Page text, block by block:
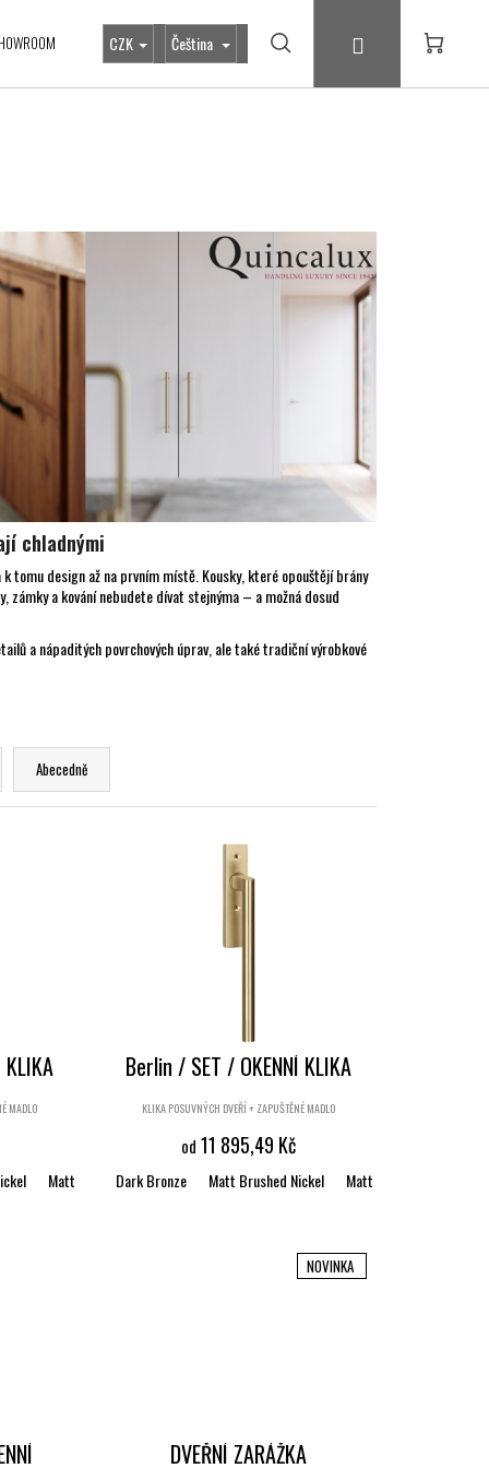
CZK Čeština Hledat PřihlášeníNákupní
chladnými
tomu design až na prvním místě. Kousky, které opouštějí brány
zámky a kování nebudete dívat stejnýma – a možná dosud
a nápaditých povrchových úprav, ale také tradiční výrobkové
Abecedně
matt textured White matt textured
MADLO
Matt Brushed Bronze Satin brass Black matt textured
Berlin / SET / OKENNÍ KLIKA
od 11 895,49 Kč
KLIKA POSUVNÝCH DVEŘÍ + ZAPUŠTĚNÉ MADLO
Dark Bronze Matt Brushed Nickel Matt Brushed Bronze
NOVINKA
DVEŘNÍ ZARÁŽKA